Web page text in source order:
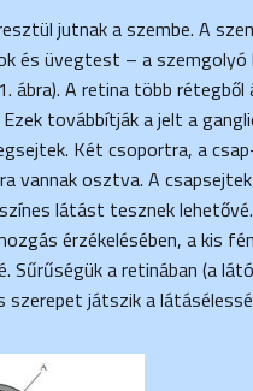
jutnak a szembe. A
és üvegtest – a
ábra). A retina több rétegből
továbbítják a jelt a
Két csoportra, a
vannak osztva. A
látást tesznek
érzékelésében, a kis
a retinában (a
játszik a